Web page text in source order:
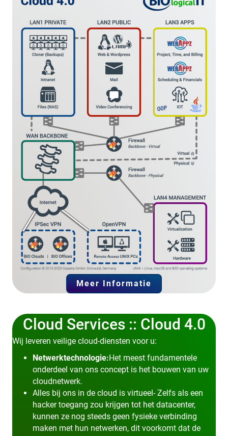
Meer Informatie
Cloud Services :: Cloud 4.0
Wij leveren veilige cloud-diensten voor u:
Netwerktechnologie:Het meest fundamentele
onderdeel van ons concept is het bouwen van uw
cloudnetwerk.
Alles bij ons in de cloud is virtueel- Zelfs als een
hacker toegang zou krijgen tot het datacenter,
kunnen ze nog steeds geen fysieke verbinding
maken met hun netwerken, dit voorkomt dat de